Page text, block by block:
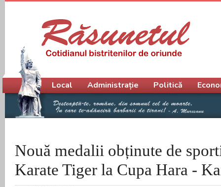
Nouă medalii obținute de
Karate Tiger la Cupa Hara -
Meniu principal
Local Administrație Politică